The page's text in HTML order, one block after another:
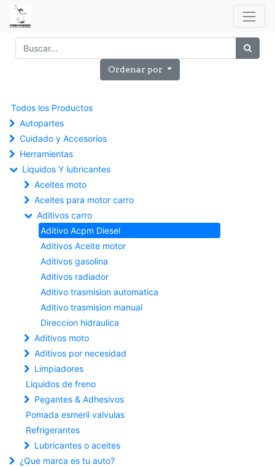
Ordenar por
Todos los Productos
Autopartes
Cuidado y Accesorios
Herramientas
Liquidos Y lubricantes
Aceites moto
Aceites para motor carro
Aditivos carro
Aditivo Acpm Diesel
Aditivos Aceite motor
Aditivos gasolina
Aditivos radiador
Aditivo trasmision automatica
Aditivo trasmision manual
Direccion hidraulica
Aditivos moto
Aditivos por necesidad
Limpiadores
Liquidos de freno
Pegantes & Adhesivos
Pomada esmeril valvulas
Refrigerantes
Lubricantes o aceites
¿Que marca es tu auto?